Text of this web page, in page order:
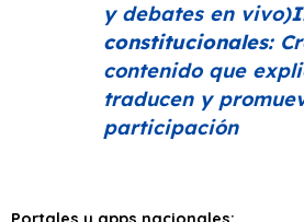
y debates en vivo)
constitucionales:
contenido que
traducen y
participación
Portales y apps nacionales: